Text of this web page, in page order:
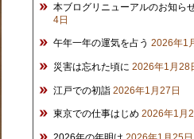
本ブログリニューアルのお知ら
4日
午年一年の運気を占う 2026年1
災害は忘れた頃に 2026年1月28
江戸での初詣 2026年1月27日
東京での仕事はじめ 2026年1月